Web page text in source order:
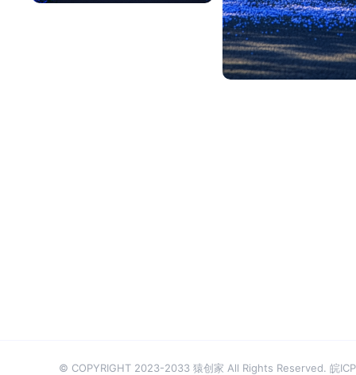
一不做事二不休息
© COPYRIGHT 2023-2033 猿创家 All Rights Reserved. 皖